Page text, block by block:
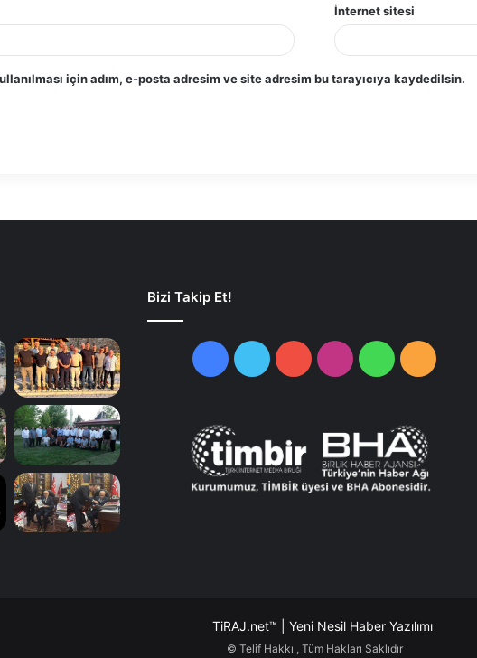
İnternet sitesi
için adım, e-posta adresim ve site adresim bu tarayıcıya kaydedilsin.
Bizi Takip Et!
FacebookTwitterYouTubeInstagramWhatsApp
RSS
TiRAJ.net™ | Yeni Nesil Haber Yazılımı
© Telif Hakkı , Tüm Hakları Saklıdır